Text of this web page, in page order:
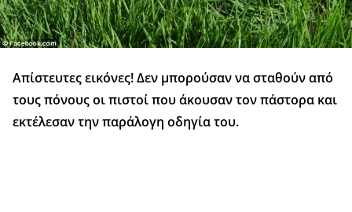
Απίστευτες εικόνες! Δεν μπορούσαν να σταθούν από
τους πόνους οι πιστοί που άκουσαν τον πάστορα και
εκτέλεσαν την παράλογη οδηγία του.